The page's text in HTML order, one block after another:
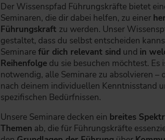
Der Wissenspfad Führungskräfte bietet
Seminaren, die dir dabei helfen, zu einer
Führungskraft zu werden. Unser
gestaltet, dass du selbst entscheiden
Seminare für dich relevant sind und in
Reihenfolgedu sie besuchen möchtest. Es
notwendig, alle Seminare zu absolvieren –
nach deinem individuellen Kenntnisstand
spezifischen Bedürfnissen.
Unsere Seminare decken ein breites
Themen ab, die für Führungskräfte